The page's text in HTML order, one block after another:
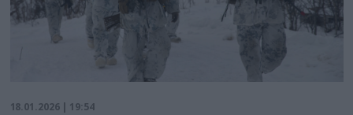
18.01.2026 | 19:54